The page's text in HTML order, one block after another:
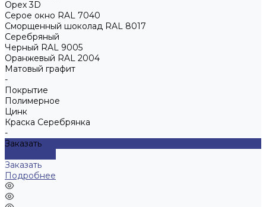
Орех 3D
Серое окно RAL 7040
Сморщенный шоколад RAL 8017
Серебряный
Черный RAL 9005
Оранжевый RAL 2004
Матовый графит
-
Покрытие
Полимерное
Цинк
Краска Серебрянка
-
Заказать
Заказать
Подробнее